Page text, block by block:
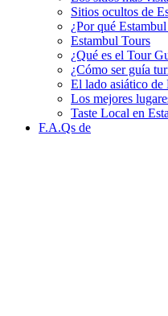
Sitios ocultos de
¿Por qué
Estambul Tours
¿Qué es el Tour
¿Cómo ser guía
El lado asiático de
Los mejores
Taste Local en
F.A.Qs de